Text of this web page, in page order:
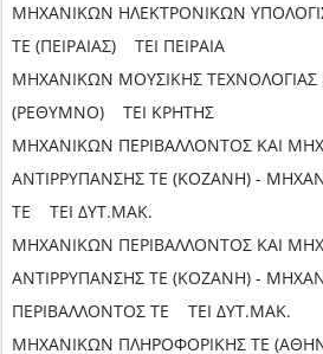
ΜΗΧΑΝΙΚΩΝ ΗΛΕΚΤΡΟΝΙΚΩΝ
ΤΕ (ΠΕΙΡΑΙΑΣ) ΤΕΙ ΠΕΙΡΑΙΑ
ΜΗΧΑΝΙΚΩΝ ΜΟΥΣΙΚΗΣ ΤΕΧΝΟΛΟΓΙΑΣ
(ΡΕΘΥΜΝΟ) ΤΕΙ ΚΡΗΤΗΣ
ΜΗΧΑΝΙΚΩΝ ΠΕΡΙΒΑΛΛΟΝΤΟΣ ΚΑΙ
ΑΝΤΙΡΡΥΠΑΝΣΗΣ ΤΕ (ΚΟΖΑΝΗ) -
ΤΕ ΤΕΙ ΔΥΤ.ΜΑΚ.
ΜΗΧΑΝΙΚΩΝ ΠΕΡΙΒΑΛΛΟΝΤΟΣ ΚΑΙ
ΑΝΤΙΡΡΥΠΑΝΣΗΣ ΤΕ (ΚΟΖΑΝΗ) -
ΠΕΡΙΒΑΛΛΟΝΤΟΣ ΤΕ ΤΕΙ ΔΥΤ.ΜΑΚ.
ΜΗΧΑΝΙΚΩΝ ΠΛΗΡΟΦΟΡΙΚΗΣ ΤΕ